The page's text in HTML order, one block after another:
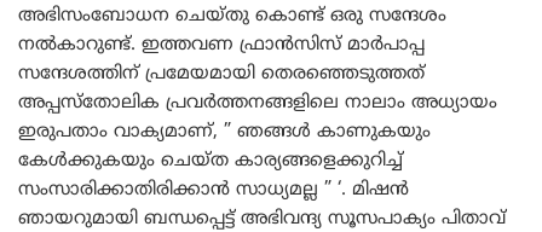
അഭിസംബോധന ചെയ്തു കൊണ്ട് ഒരു സന്ദേശം
നൽകാറുണ്ട്. ഇത്തവണ ഫ്രാൻസിസ് മാർപാപ്പ
സന്ദേശത്തിന് പ്രമേയമായി തെരഞ്ഞെടുത്തത്
അപ്പസ്തോലിക പ്രവർത്തനങ്ങളിലെ നാലാം അധ്യായം
ഇരുപതാം വാക്യമാണ്, ” ഞങ്ങൾ കാണുകയും
കേൾക്കുകയും ചെയ്ത കാര്യങ്ങളെക്കുറിച്ച്
സംസാരിക്കാതിരിക്കാൻ സാധ്യമല്ല ” ‘. മിഷൻ
ഞായറുമായി ബന്ധപ്പെട്ട് അഭിവന്ദ്യ സൂസപാക്യം പിതാവ്